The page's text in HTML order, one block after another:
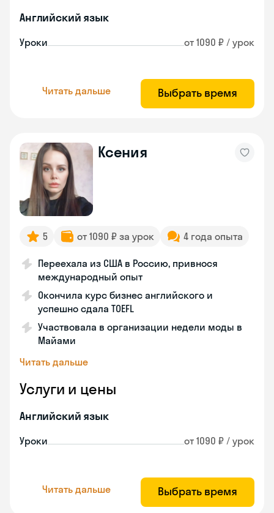
Английский язык
Уроки от 1090 ₽ / урок
Читать дальше Выбрать время
Ксения
5 от 1090 ₽ за урок 4 года опыта
Переехала из США в Россию, привнося
международный опыт
Окончила курс бизнес английского и
успешно сдала TOEFL
Участвовала в организации недели моды в
Майами
Читать дальше
Услуги и цены
Английский язык
Уроки от 1090 ₽ / урок
Читать дальше Выбрать время